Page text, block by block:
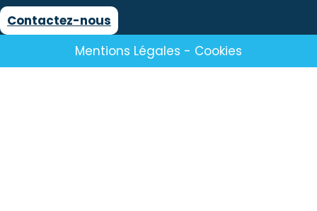
Contactez-nous
Mentions Légales - Cookies